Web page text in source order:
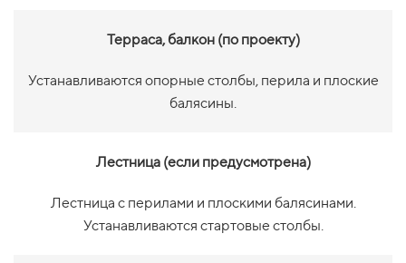
Терраса, балкон (по проекту)
Устанавливаются опорные столбы, перила и плоские
балясины.
Лестница (если предусмотрена)
Лестница с перилами и плоскими балясинами.
Устанавливаются стартовые столбы.